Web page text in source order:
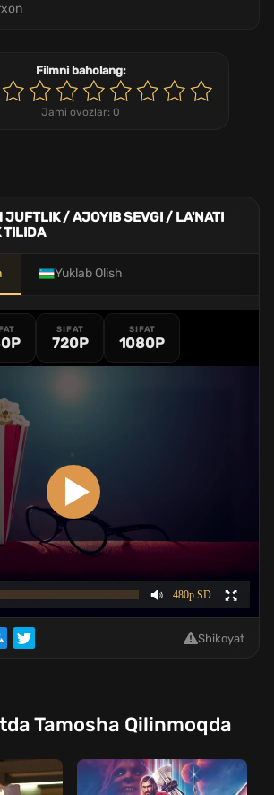
Filmni baholang:
Jami ovozlar: 0
JUFTLIK / AJOYIB SEVGI / LA'NATI
TILIDA
Yuklab Olish
SIFAT
720P
SIFAT
1080P
Shikoyat
Tamosha Qilinmoqda